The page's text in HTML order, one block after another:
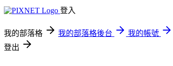
登入
我的部落格 我的部落格後台
我的帳號
登出